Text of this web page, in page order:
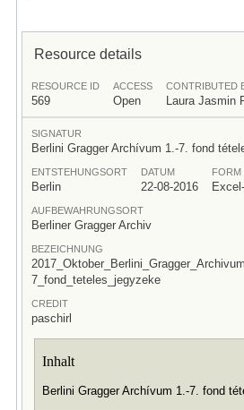
Resource details
RESOURCE ID
569
ACCESS
Open
CONTRIBUTED
Laura Jasmin
SIGNATUR
Berlini Gragger Archívum 1.-7. fond
ENTSTEHUNGSORT
Berlin
DATUM
22-08-2016
FORM
AUFBEWAHRUNGSORT
Berliner Gragger Archiv
BEZEICHNUNG
7_fond_teteles_jegyzeke
CREDIT
paschirl
Inhalt
Berlini Gragger Archívum 1.-7. fond